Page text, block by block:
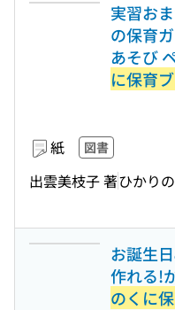
実習お
の保育
あそび
に保育
紙 図書
出雲美枝子 著ひかり
お誕生
作れる!
のくに